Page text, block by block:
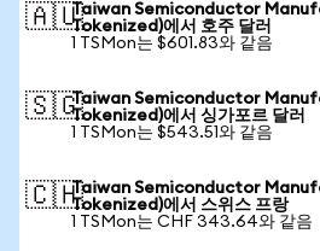
🇦🇺Taiwan Semiconductor
Tokenized)에서 호주 달러
1 TSMon는 $601.83와 같음
🇸🇬Taiwan Semiconductor
Tokenized)에서 싱가포르 달러
1 TSMon는 $543.51와 같음
🇨🇭Taiwan Semiconductor
Tokenized)에서 스위스 프랑
1 TSMon는 CHF 343.64와 같음